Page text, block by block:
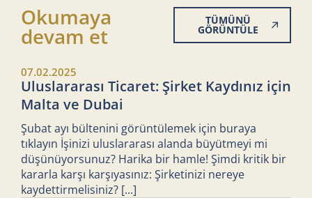
Okumaya
devam et
TÜMÜNÜ
GÖRÜNTÜLE
07.02.2025
Uluslararası Ticaret: Şirket Kaydınız için
Malta ve Dubai
Şubat ayı bültenini görüntülemek için buraya
tıklayın İşinizi uluslararası alanda büyütmeyi mi
düşünüyorsunuz? Harika bir hamle! Şimdi kritik bir
kararla karşı karşıyasınız: Şirketinizi nereye
kaydettirmelisiniz? [...]